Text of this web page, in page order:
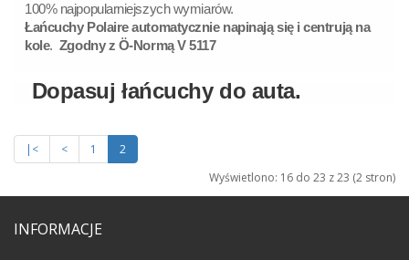
100% najpopularniejszych wymiarów.
Łańcuchy Polaire automatycznie napinają się i centrują na
kole. Zgodny z Ö-Normą V 5117
Dopasuj łańcuchy do auta.
|< < 1
2
Wyświetlono: 16 do 23 z 23 (2 stron)
INFORMACJE